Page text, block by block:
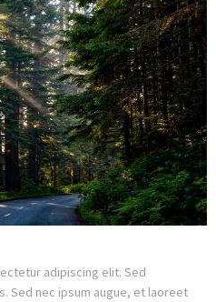
adipiscing elit. Sed
Sed nec ipsum augue, et laoreet